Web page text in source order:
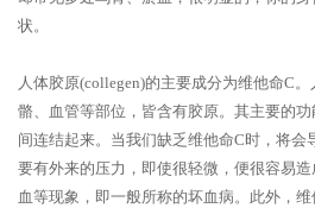
状。
人体胶原(collegen)的主要成分为维他命C
骼、血管等部位，皆含有胶原。其主要的
间连结起来。当我们缺乏维他命C时，将会
要有外来的压力，即使很轻微，便很容易
血等现象，即一般所称的坏血病。此外，